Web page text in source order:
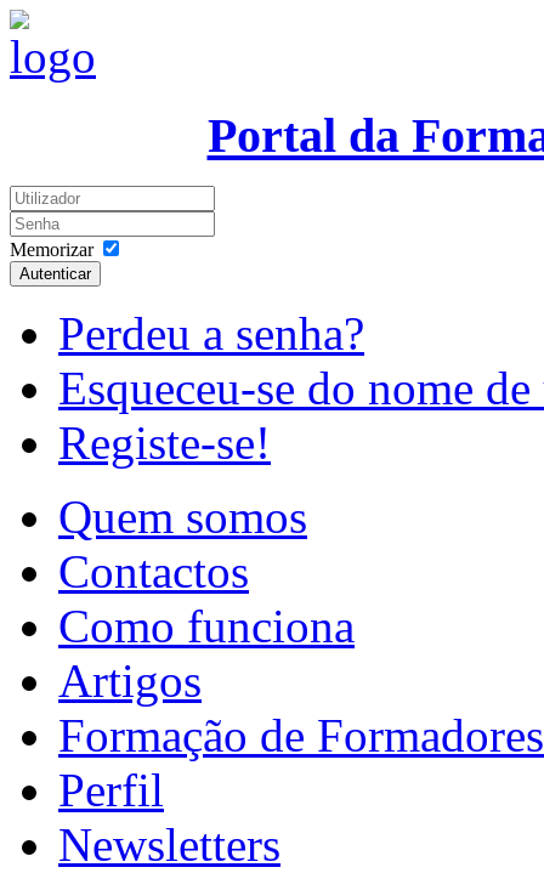
Portal da
Memorizar
Autenticar
Perdeu a senha?
Esqueceu-se do nome
Registe-se!
Quem somos
Contactos
Como funciona
Artigos
Formação de Formadores
Perfil
Newsletters